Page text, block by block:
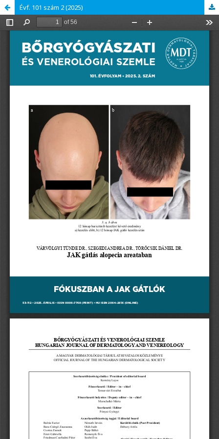
Évf. 101 szám 2 (2025)